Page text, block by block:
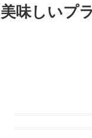
美味しいプ